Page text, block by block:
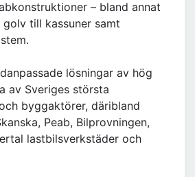
– bland annat
till kassuner samt
lösningar av hög
av Sveriges största
byggaktörer, däribland
Peab, Bilprovningen,
lastbilsverkstäder och